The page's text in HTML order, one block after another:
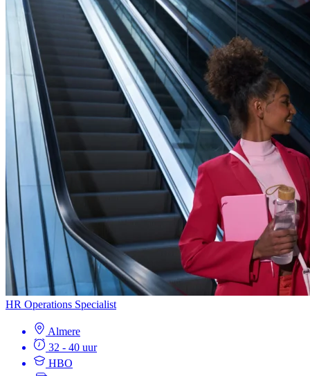
HR Operations Specialist
Almere
32 - 40 uur
HBO